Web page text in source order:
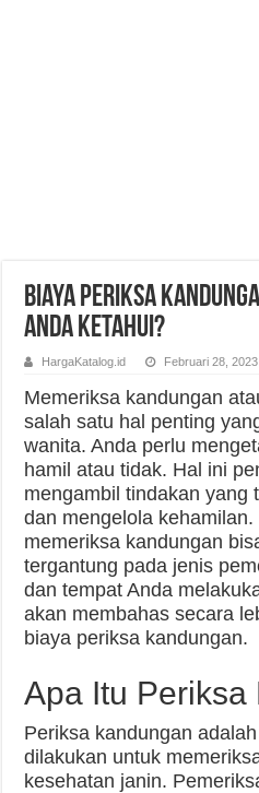
Biaya Periksa
Anda Ketahui?
HargaKatalog.id Februari 28, 2023
Memeriksa kandungan
salah satu hal penting
wanita. Anda perlu
hamil atau tidak. Hal ini
mengambil tindakan yang
dan mengelola
memeriksa kandungan
tergantung pada jenis
dan tempat Anda
akan membahas secara
biaya periksa kandungan.
Apa Itu Periksa
Periksa kandungan
dilakukan untuk
kesehatan janin.